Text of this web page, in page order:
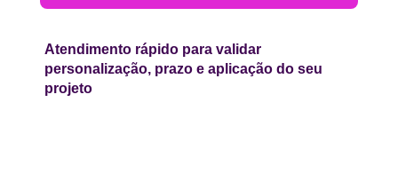
Atendimento rápido para validar
personalização, prazo e aplicação do seu
projeto